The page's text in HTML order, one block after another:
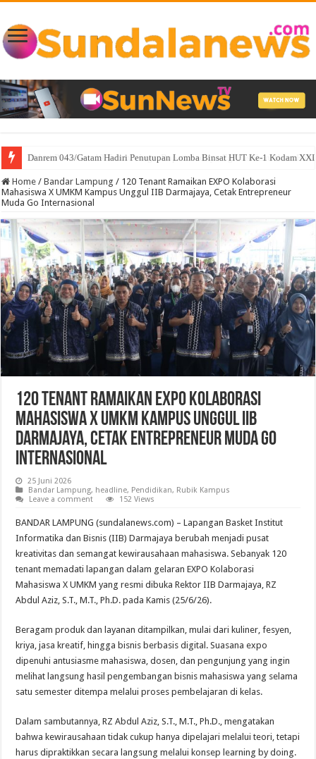
Danrem 043/Gatam Hadiri Penutupan Lomba Binsat HUT Ke-1 Kodam
Home / Bandar Lampung / 120 Tenant Ramaikan EXPO Kolaborasi
Mahasiswa X UMKM Kampus Unggul IIB Darmajaya, Cetak Entrepreneur
Muda Go Internasional
120 Tenant Ramaikan EXPO Kolaborasi
Mahasiswa X UMKM Kampus Unggul IIB
Darmajaya, Cetak Entrepreneur Muda Go
Internasional
25 Juni 2026
Bandar Lampung, headline, Pendidikan, Rubik Kampus
Leave a comment
152 Views
BANDAR LAMPUNG (sundalanews.com) – Lapangan Basket Institut
Informatika dan Bisnis (IIB) Darmajaya berubah menjadi pusat
kreativitas dan semangat kewirausahaan mahasiswa. Sebanyak 120
tenant memadati lapangan dalam gelaran EXPO Kolaborasi
Mahasiswa X UMKM yang resmi dibuka Rektor IIB Darmajaya, RZ
Abdul Aziz, S.T., M.T., Ph.D. pada Kamis (25/6/26).
Beragam produk dan layanan ditampilkan, mulai dari kuliner, fesyen,
kriya, jasa kreatif, hingga bisnis berbasis digital. Suasana expo
dipenuhi antusiasme mahasiswa, dosen, dan pengunjung yang ingin
melihat langsung hasil pengembangan bisnis mahasiswa yang selama
satu semester ditempa melalui proses pembelajaran di kelas.
Dalam sambutannya, RZ Abdul Aziz, S.T., M.T., Ph.D., mengatakan
bahwa kewirausahaan tidak cukup hanya dipelajari melalui teori, tetapi
harus dipraktikkan secara langsung melalui konsep learning by doing.